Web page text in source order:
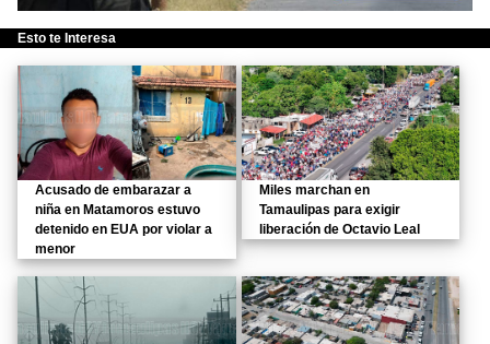
Esto te Interesa
Acusado de embarazar a
niña en Matamoros estuvo
detenido en EUA por violar a
menor
Miles marchan en
Tamaulipas para exigir
liberación de Octavio Leal